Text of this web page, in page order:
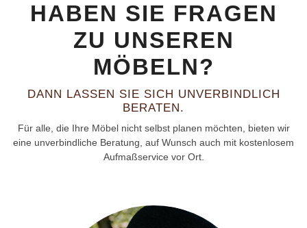
HABEN SIE FRAGEN
ZU UNSEREN
MÖBELN?
DANN LASSEN SIE SICH UNVERBINDLICH
BERATEN.
Für alle, die Ihre Möbel nicht selbst planen möchten, bieten wir
eine unverbindliche Beratung, auf Wunsch auch mit kostenlosem
Aufmaßservice vor Ort.